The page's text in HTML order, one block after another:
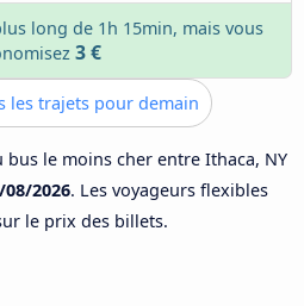
long de 1h 15min, mais vous
3 €
les trajets pour demain
bus le moins cher entre Ithaca, NY
08/2026. Les voyageurs flexibles
le prix des billets.